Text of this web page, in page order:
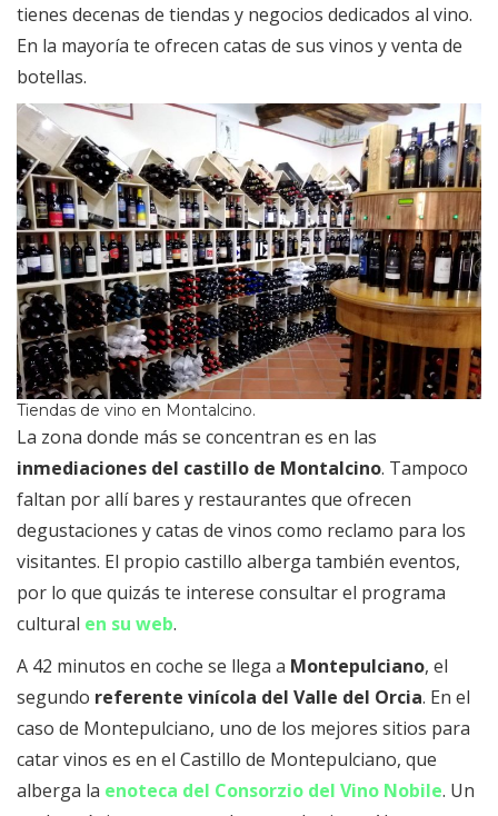
tienes decenas de tiendas y negocios dedicados al vino.
En la mayoría te ofrecen catas de sus vinos y venta de
botellas.
Tiendas de vino en Montalcino.
La zona donde más se concentran es en las
inmediaciones del castillo de Montalcino. Tampoco
faltan por allí bares y restaurantes que ofrecen
degustaciones y catas de vinos como reclamo para los
visitantes. El propio castillo alberga también eventos,
por lo que quizás te interese consultar el programa
cultural en su web.
A 42 minutos en coche se llega a Montepulciano, el
segundo referente vinícola del Valle del Orcia. En el
caso de Montepulciano, uno de los mejores sitios para
catar vinos es en el Castillo de Montepulciano, que
alberga la enoteca del Consorzio del Vino Nobile. Un